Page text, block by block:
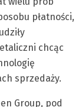
płatności,
chcąc
sprzedaży.
Group, pod